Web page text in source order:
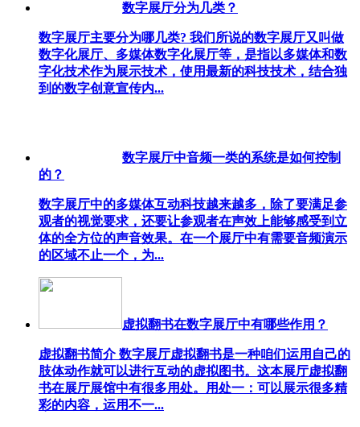
数字展厅分为几类？
数字展厅主要分为哪几类? 我们所说的数字展厅又叫做
数字化展厅、多媒体数字化展厅等，是指以多媒体和数
字化技术作为展示技术，使用最新的科技技术，结合独
到的数字创意宣传内...
数字展厅中音频一类的系统是如何控制
的？
数字展厅中的多媒体互动科技越来越多，除了要满足参
观者的视觉要求，还要让参观者在声效上能够感受到立
体的全方位的声音效果。在一个展厅中有需要音频演示
的区域不止一个，为...
虚拟翻书在数字展厅中有哪些作用？
虚拟翻书简介 数字展厅虚拟翻书是一种咱们运用自己的
肢体动作就可以进行互动的虚拟图书。这本展厅虚拟翻
书在展厅展馆中有很多用处。用处一：可以展示很多精
彩的内容，运用不一...